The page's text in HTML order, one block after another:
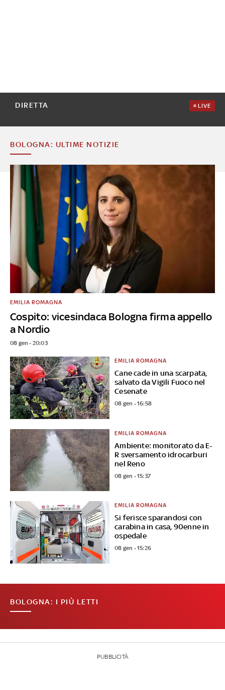
DIRETTA LIVE
BOLOGNA: ULTIME NOTIZIE
Cospito: vicesindaca Bologna firma appello
a Nordio
EMILIA ROMAGNA
08 gen - 20:03
Cane cade in una scarpata,
salvato da Vigili Fuoco nel
Cesenate
EMILIA ROMAGNA
08 gen - 16:58
Ambiente: monitorato da E-
R sversamento idrocarburi
nel Reno
EMILIA ROMAGNA
08 gen - 15:37
Si ferisce sparandosi con
carabina in casa, 90enne in
ospedale
EMILIA ROMAGNA
08 gen - 15:26
BOLOGNA: I PIÙ LETTI
PUBBLICITÀ